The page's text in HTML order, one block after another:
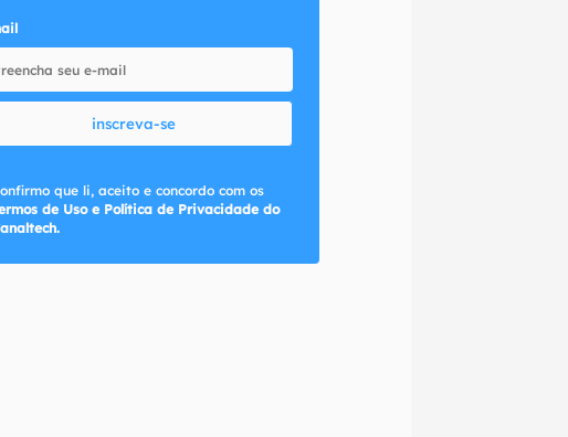
inscreva-se
que li, aceito e concordo com os
de Uso e Política de Privacidade do